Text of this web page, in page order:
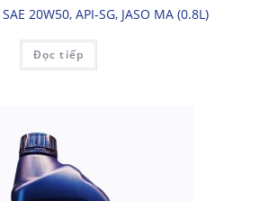
20W50, API-SG, JASO MA (0.8L)
Đọc tiếp